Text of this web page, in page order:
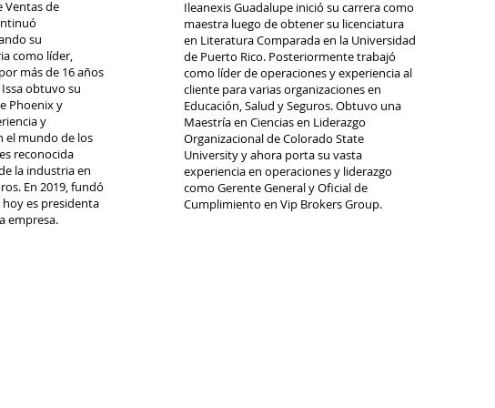
Ventas de
su
como líder,
más de 16 años
obtuvo su
Phoenix y
y
el mundo de los
reconocida
la industria en
En 2019, fundó
es presidenta
empresa.
Ileanexis Guadalupe inició su carrera como
maestra luego de obtener su licenciatura
en Literatura Comparada en la Universidad
de Puerto Rico. Posteriormente trabajó
como líder de operaciones y experiencia al
cliente para varias organizaciones en
Educación, Salud y Seguros. Obtuvo una
Maestría en Ciencias en Liderazgo
Organizacional de Colorado State
University y ahora porta su vasta
experiencia en operaciones y liderazgo
como Gerente General y Oficial de
Cumplimiento en Vip Brokers Group.